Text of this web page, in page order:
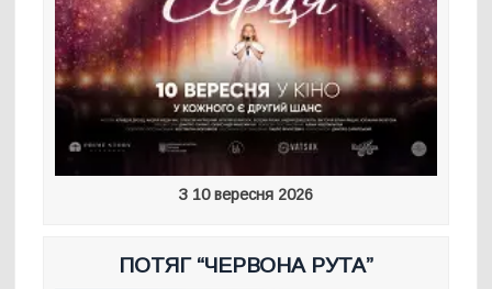
З 10 вересня 2026
ПОТЯГ “ЧЕРВОНА РУТА”